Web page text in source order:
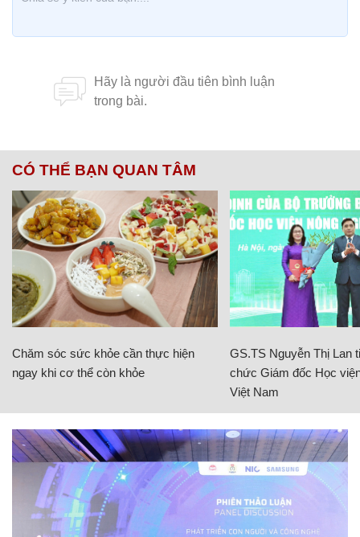
CÓ THỂ BẠN QUAN TÂM
Chăm sóc sức khỏe cần thực hiện
ngay khi cơ thể còn khỏe
GS.TS Nguyễn Thị Lan
chức Giám đốc Học
Việt Nam